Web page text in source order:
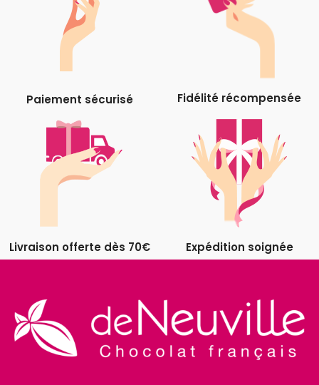
Paiement sécurisé Fidélité récompensée
Livraison offerte dès 70€ Expédition soignée